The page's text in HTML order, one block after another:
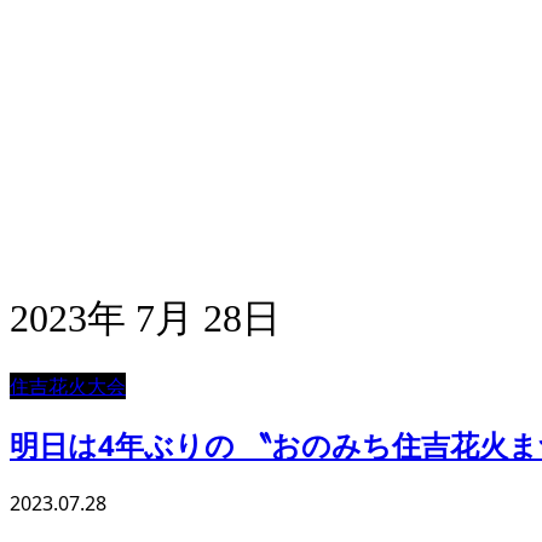
2023年 7月 28日
住吉花火大会
明日は4年ぶりの 〝おのみち住吉花火
2023.07.28